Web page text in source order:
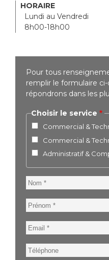
HORAIRE
Lundi au Vendredi
8h00-18h00
Pour tous
remplir le formulaire
répondrons dans les
Choisir le service
Commercial &
Commercial &
Administratif &
Nom
Prénom
Email
Téléphone